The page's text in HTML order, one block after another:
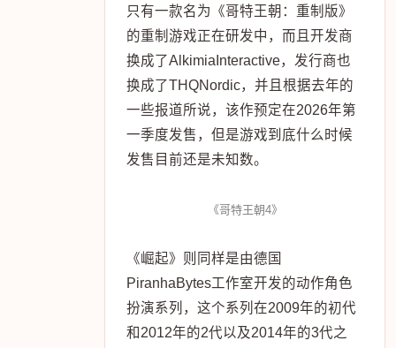
只有一款名为《哥特王朝：重制版》
的重制游戏正在研发中，而且开发商
换成了AlkimiaInteractive，发行商也
换成了THQNordic，并且根据去年的
一些报道所说，该作预定在2026年第
一季度发售，但是游戏到底什么时候
发售目前还是未知数。
《哥特王朝4》
《崛起》则同样是由德国
PiranhaBytes工作室开发的动作角色
扮演系列，这个系列在2009年的初代
和2012年的2代以及2014年的3代之